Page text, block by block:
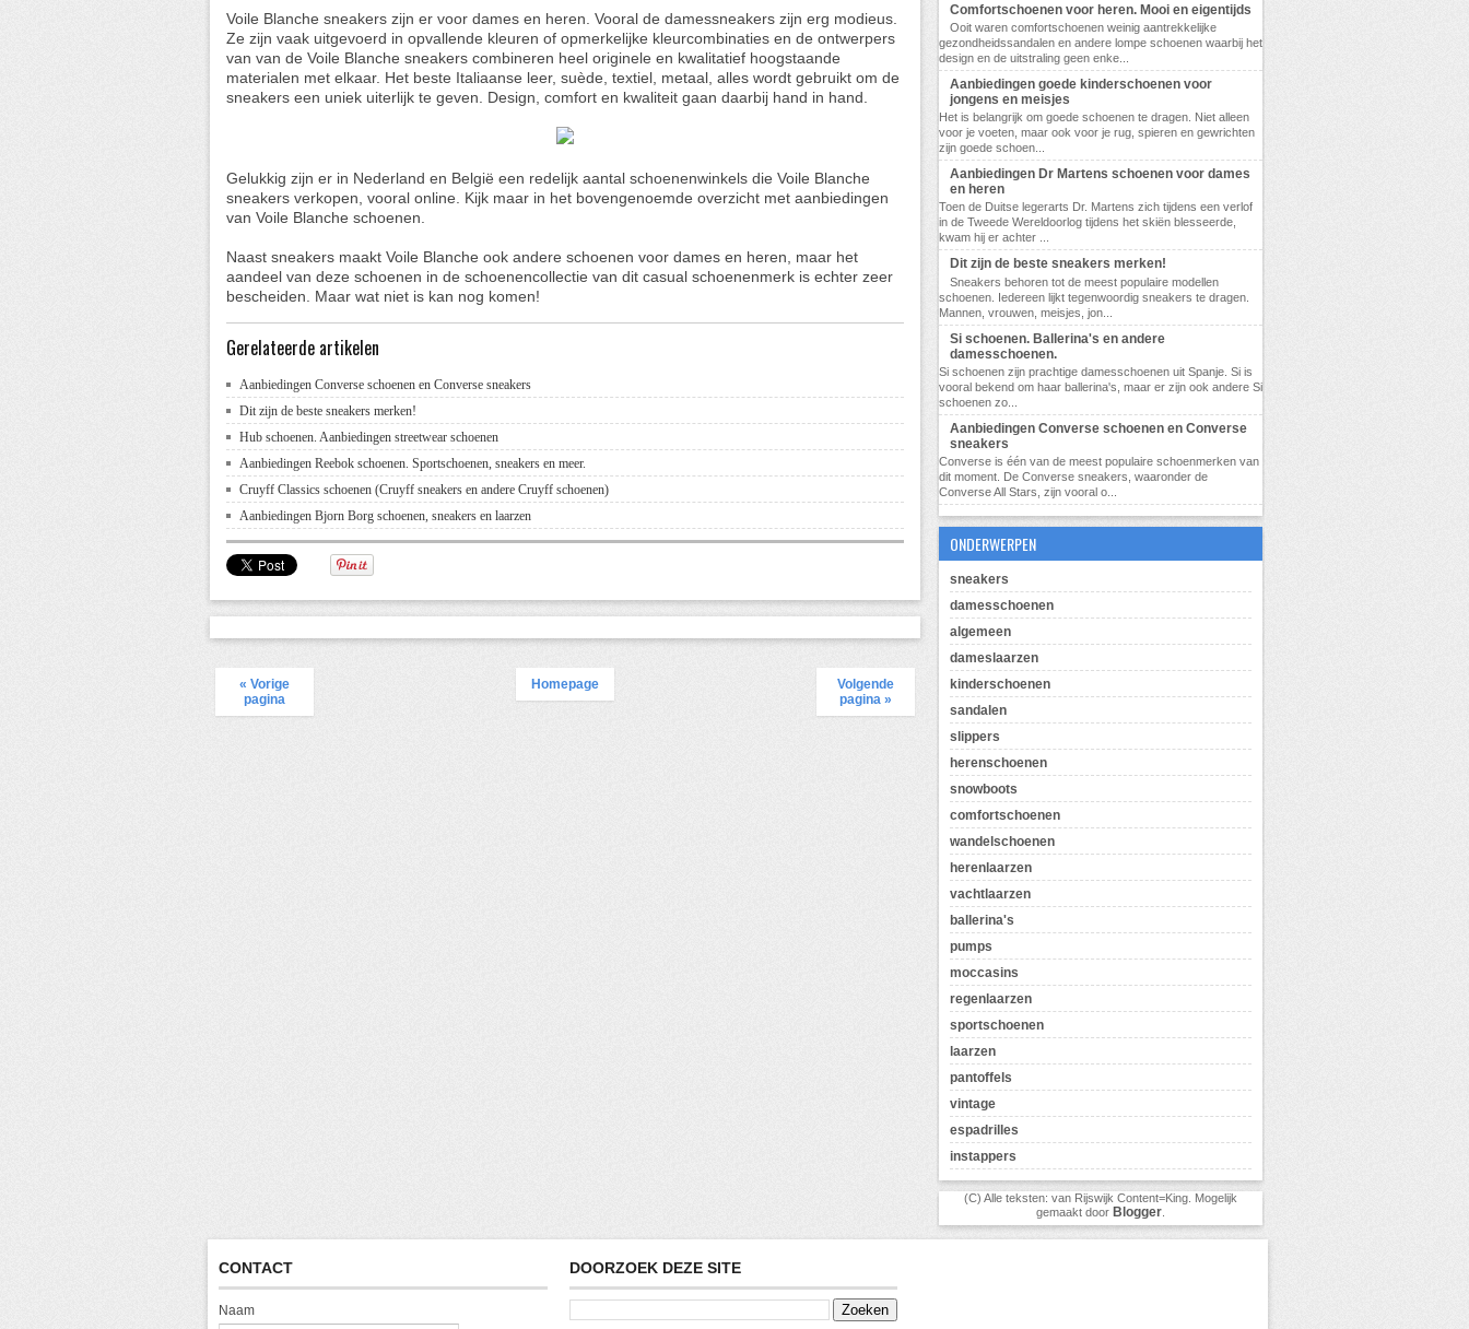
Voile Blanche sneakers zijn er voor dames en heren. Vooral de damessneakers zijn erg modieus.
Ze zijn vaak uitgevoerd in opvallende kleuren of opmerkelijke kleurcombinaties en de ontwerpers
van van de Voile Blanche sneakers combineren heel originele en kwalitatief hoogstaande
materialen met elkaar. Het beste Italiaanse leer, suède, textiel, metaal, alles wordt gebruikt om de
sneakers een uniek uiterlijk te geven. Design, comfort en kwaliteit gaan daarbij hand in hand.
Gelukkig zijn er in Nederland en België een redelijk aantal schoenenwinkels die Voile Blanche
sneakers verkopen, vooral online. Kijk maar in het bovengenoemde overzicht met aanbiedingen
van Voile Blanche schoenen.
Naast sneakers maakt Voile Blanche ook andere schoenen voor dames en heren, maar het
aandeel van deze schoenen in de schoenencollectie van dit casual schoenenmerk is echter zeer
bescheiden. Maar wat niet is kan nog komen!
Gerelateerde artikelen
Aanbiedingen Converse schoenen en Converse sneakers
Dit zijn de beste sneakers merken!
Hub schoenen. Aanbiedingen streetwear schoenen
Aanbiedingen Reebok schoenen. Sportschoenen, sneakers en meer.
Cruyff Classics schoenen (Cruyff sneakers en andere Cruyff schoenen)
Aanbiedingen Bjorn Borg schoenen, sneakers en laarzen
« Vorige
pagina
Volgende
pagina »
Homepage
Comfortschoenen voor heren. Mooi en eigentijds
Ooit waren comfortschoenen weinig aantrekkelijke
gezondheidssandalen en andere lompe schoenen waarbij het
design en de uitstraling geen enke...
Aanbiedingen goede kinderschoenen voor
jongens en meisjes
Het is belangrijk om goede schoenen te dragen. Niet alleen
voor je voeten, maar ook voor je rug, spieren en gewrichten
zijn goede schoen...
Aanbiedingen Dr Martens schoenen voor dames
en heren
Toen de Duitse legerarts Dr. Martens zich tijdens een verlof
in de Tweede Wereldoorlog tijdens het skiën blesseerde,
kwam hij er achter ...
Dit zijn de beste sneakers merken!
Sneakers behoren tot de meest populaire modellen
schoenen. Iedereen lijkt tegenwoordig sneakers te dragen.
Mannen, vrouwen, meisjes, jon...
Si schoenen. Ballerina's en andere
damesschoenen.
Si schoenen zijn prachtige damesschoenen uit Spanje. Si is
vooral bekend om haar ballerina's, maar er zijn ook andere Si
schoenen zo...
Aanbiedingen Converse schoenen en Converse
sneakers
Converse is één van de meest populaire schoenmerken van
dit moment. De Converse sneakers, waaronder de
Converse All Stars, zijn vooral o...
ONDERWERPEN
sneakers
damesschoenen
algemeen
dameslaarzen
kinderschoenen
sandalen
slippers
herenschoenen
snowboots
comfortschoenen
wandelschoenen
herenlaarzen
vachtlaarzen
ballerina's
pumps
moccasins
regenlaarzen
sportschoenen
laarzen
pantoffels
vintage
espadrilles
instappers
(C) Alle teksten: van Rijswijk Content=King. Mogelijk
gemaakt door Blogger
CONTACT
Naam
DOORZOEK DEZE SITE